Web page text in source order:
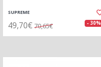
SUPREME
49,70€ 70,65€ - 30%